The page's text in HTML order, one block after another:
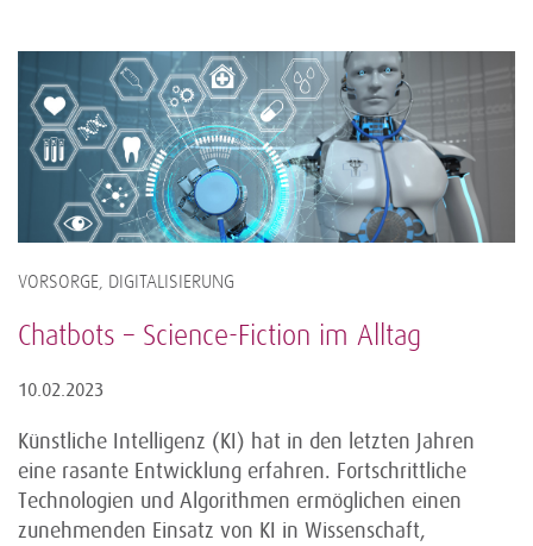
VORSORGE, DIGITALISIERUNG
Chatbots – Science-Fiction im Alltag
10.02.2023
Künstliche Intelligenz (KI) hat in den letzten Jahren
eine rasante Entwicklung erfahren. Fortschrittliche
Technologien und Algorithmen ermöglichen einen
zunehmenden Einsatz von KI in Wissenschaft,